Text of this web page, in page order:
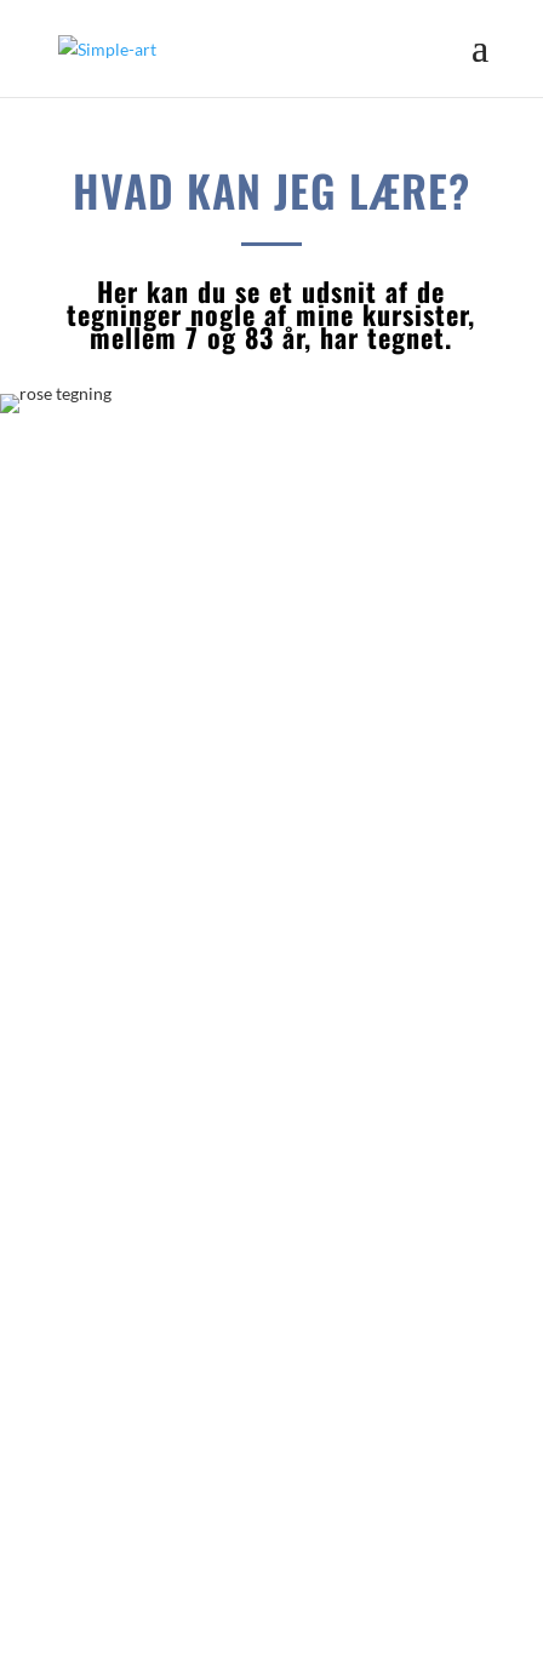
HVAD KAN JEG LÆRE?
Her kan du se et udsnit af de
tegninger nogle af mine kursister,
mellem 7 og 83 år, har tegnet.